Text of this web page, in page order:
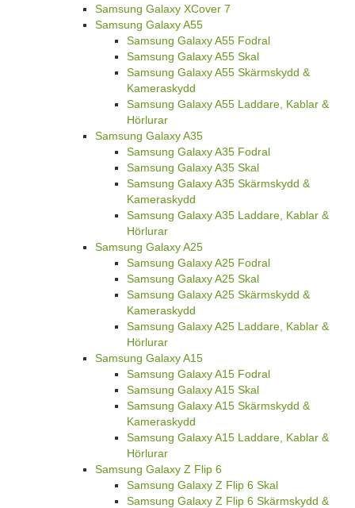
Samsung Galaxy XCover 7
Samsung Galaxy A55
Samsung Galaxy A55 Fodral
Samsung Galaxy A55 Skal
Samsung Galaxy A55 Skärmskydd &
Kameraskydd
Samsung Galaxy A55 Laddare, Kablar &
Hörlurar
Samsung Galaxy A35
Samsung Galaxy A35 Fodral
Samsung Galaxy A35 Skal
Samsung Galaxy A35 Skärmskydd &
Kameraskydd
Samsung Galaxy A35 Laddare, Kablar &
Hörlurar
Samsung Galaxy A25
Samsung Galaxy A25 Fodral
Samsung Galaxy A25 Skal
Samsung Galaxy A25 Skärmskydd &
Kameraskydd
Samsung Galaxy A25 Laddare, Kablar &
Hörlurar
Samsung Galaxy A15
Samsung Galaxy A15 Fodral
Samsung Galaxy A15 Skal
Samsung Galaxy A15 Skärmskydd &
Kameraskydd
Samsung Galaxy A15 Laddare, Kablar &
Hörlurar
Samsung Galaxy Z Flip 6
Samsung Galaxy Z Flip 6 Skal
Samsung Galaxy Z Flip 6 Skärmskydd &